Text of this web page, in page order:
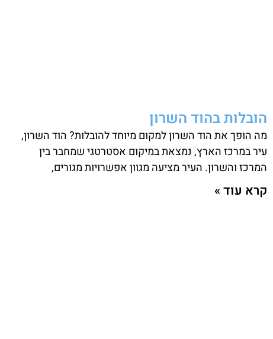
הובלות בהוד השרון
מה הופך את הוד השרון למקום מיוחד להובלות? הוד השרון,
עיר במרכז הארץ, נמצאת במיקום אסטרטגי שמחבר בין
המרכז והשרון. העיר מציעה מגוון אפשרויות מגורים,
קרא עוד »